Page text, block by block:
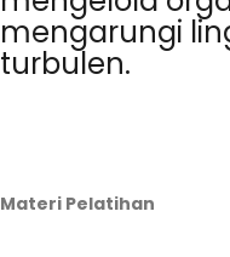
mengarungi
turbulen.
Materi Pelatihan